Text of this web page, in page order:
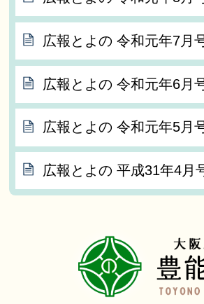
広報とよの 令和元年7月
広報とよの 令和元年6月
広報とよの 令和元年5月
広報とよの 平成31年4月